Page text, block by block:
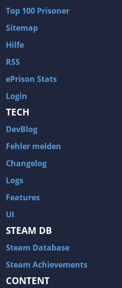
Top 100 Prisoner
Sitemap
Hilfe
RSS
ePrison Stats
Login
TECH
DevBlog
Fehler melden
Changelog
Logs
Features
UI
STEAM DB
Steam Database
Steam Achievements
CONTENT